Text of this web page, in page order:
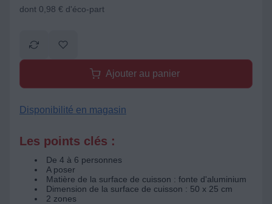
dont 0,98 € d'éco-part
Ajouter au panier
Disponibilité en magasin
Les points clés :
De 4 à 6 personnes
A poser
Matière de la surface de cuisson : fonte d'aluminium
Dimension de la surface de cuisson : 50 x 25 cm
2 zones